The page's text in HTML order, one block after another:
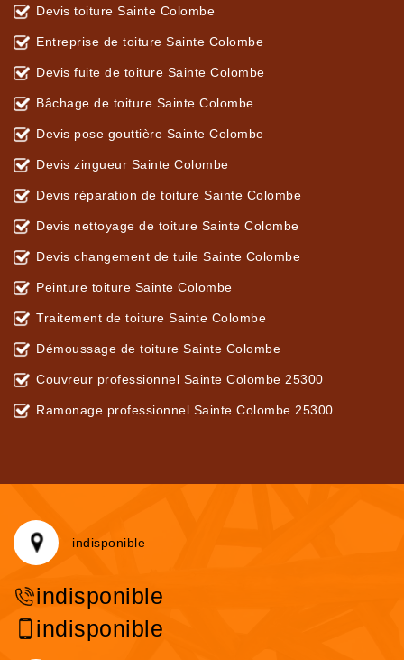
Devis toiture Sainte Colombe
Entreprise de toiture Sainte Colombe
Devis fuite de toiture Sainte Colombe
Bâchage de toiture Sainte Colombe
Devis pose gouttière Sainte Colombe
Devis zingueur Sainte Colombe
Devis réparation de toiture Sainte Colombe
Devis nettoyage de toiture Sainte Colombe
Devis changement de tuile Sainte Colombe
Peinture toiture Sainte Colombe
Traitement de toiture Sainte Colombe
Démoussage de toiture Sainte Colombe
Couvreur professionnel Sainte Colombe 25300
Ramonage professionnel Sainte Colombe 25300
indisponible
indisponible
indisponible